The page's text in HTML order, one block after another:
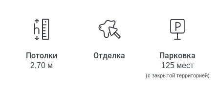
Потолки
2,70 м
Отделка Парковка
125 мест
(с закрытой территорией)